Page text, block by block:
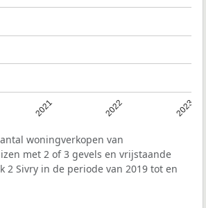
2021 2022 2023
woningverkopen van
met 2 of 3 gevels en vrijstaande
2 Sivry in de periode van 2019 tot en